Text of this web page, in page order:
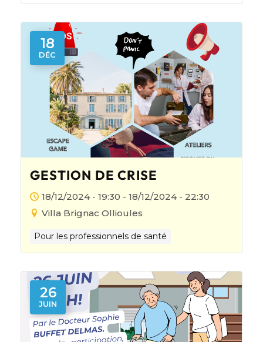
18
DÉC
GESTION DE CRISE
18/12/2024 - 19:30 - 18/12/2024 - 22:30
Villa Brignac Ollioules
Pour les professionnels de santé
26
JUIN